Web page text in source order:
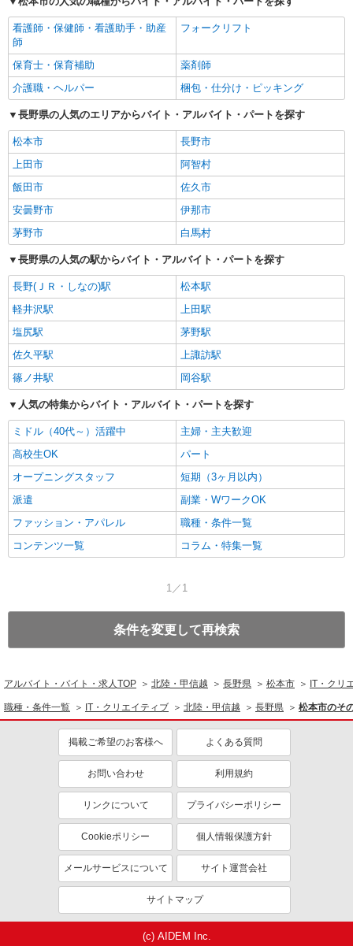
看護師・保健師・看護助手・助産
師
フォークリフト
保育士・保育補助
薬剤師
介護職・ヘルパー
梱包・仕分け・ピッキング
長野県の人気のエリアからバイト・アルバイト・パートを探す
松本市
長野市
上田市
阿智村
飯田市
佐久市
安曇野市
伊那市
茅野市
白馬村
長野県の人気の駅からバイト・アルバイト・パートを探す
長野(ＪＲ・しなの)駅
松本駅
軽井沢駅
上田駅
塩尻駅
茅野駅
佐久平駅
上諏訪駅
篠ノ井駅
岡谷駅
人気の特集からバイト・アルバイト・パートを探す
ミドル（40代～）活躍中
主婦・主夫歓迎
高校生OK
パート
オープニングスタッフ
短期（3ヶ月以内）
派遣
副業・WワークOK
ファッション・アパレル
職種・条件一覧
コンテンツ一覧
コラム・特集一覧
1／1
条件を変更して再検索
アルバイト・バイト・求人TOP 北陸・甲信越 長野県 松本市 IT・クリ
職種・条件一覧 IT・クリエイティブ 北陸・甲信越 長野県 松本市のそ
掲載ご希望のお客様へ よくある質問
お問い合わせ 利用規約
リンクについて プライバシーポリシー
Cookieポリシー 個人情報保護方針
メールサービスについて サイト運営会社
サイトマップ
(c) AIDEM Inc.